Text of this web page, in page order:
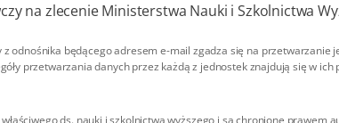
na zlecenie Ministerstwa Nauki i Szkolnictwa
odnośnika będącego adresem e-mail zgadza się na przetwarzanie
przetwarzania danych przez każdą z jednostek znajdują się w
ds. nauki i szkolnictwa wyższego i są chronione prawem